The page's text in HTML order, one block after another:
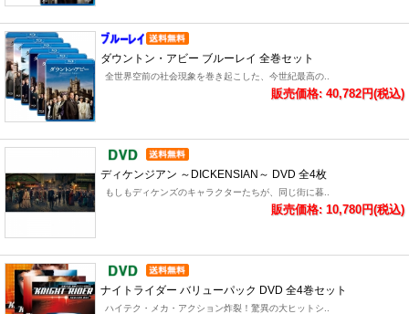
ダウントン・アビー ブルーレイ 全巻セット
全世界空前の社会現象を巻き起こした、今世紀最高の..
販売価格: 40,782円(税込)
ディケンジアン ～DICKENSIAN～ DVD 全4枚
もしもディケンズのキャラクターたちが、同じ街に暮..
販売価格: 10,780円(税込)
ナイトライダー バリューパック DVD 全4巻セット
ハイテク・メカ・アクション炸裂！驚異の大ヒットシ..